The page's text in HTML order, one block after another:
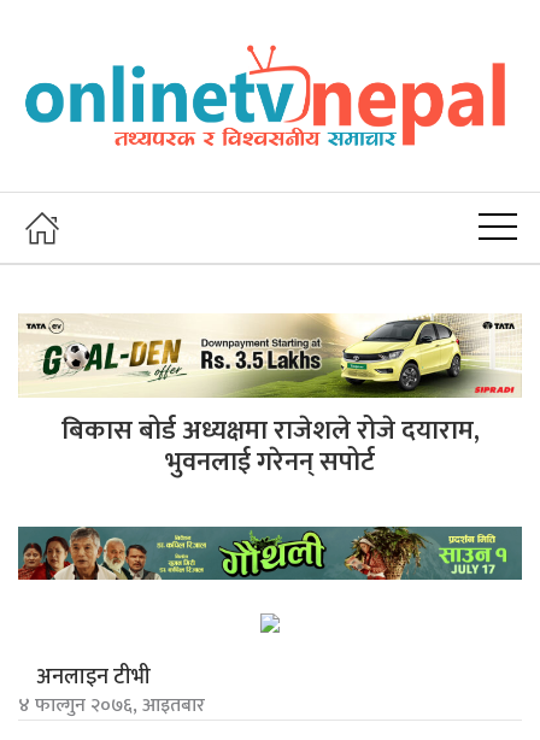
बिकास बोर्ड अध्यक्षमा राजेशले रोजे दयाराम,
भुवनलाई गरेनन् सपोर्ट
अनलाइन टीभी
४ फाल्गुन २०७६, आइतबार